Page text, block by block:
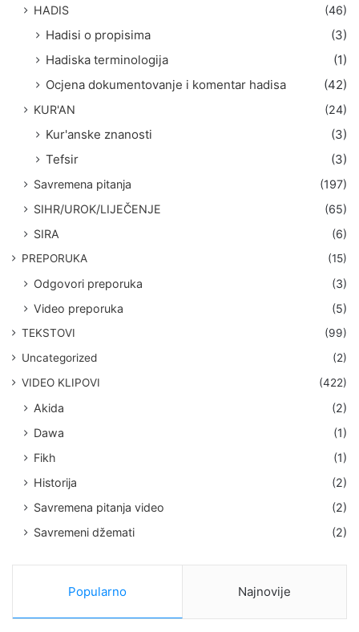
HADIS (46)
Hadisi o propisima
(3)
Hadiska terminologija
(1)
Ocjena dokumentovanje i komentar hadisa
(42)
KUR'AN (24)
Kur'anske znanosti
(3)
Tefsir
(3)
Savremena pitanja
(197)
SIHR/UROK/LIJEČENJE
(65)
SIRA
(6)
PREPORUKA (15)
Odgovori preporuka
(3)
Video preporuka
(5)
TEKSTOVI
(99)
Uncategorized
(2)
VIDEO KLIPOVI
(422)
Akida
(2)
Dawa
(1)
Fikh
(1)
Historija
(2)
Savremena pitanja video
(2)
Savremeni džemati
(2)
Popularno Najnovije